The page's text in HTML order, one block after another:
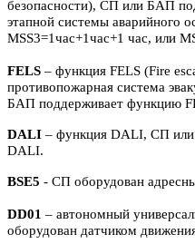
безопасности), СП или БАП
этапной системы аварийного
MSS3=1час+1час+1 час, или
FELS – функция FELS (Fire
противопожарная система
БАП поддерживает функцию
DALI – функция DALI, СП
DALI.
BSE5 - СП оборудован
DD01 – автономный
оборудован датчиком